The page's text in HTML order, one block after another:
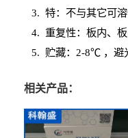
3. 特：不与其它可溶
4. 重复性：板内、
5. 贮藏：2-8℃ ，避
相关产品：